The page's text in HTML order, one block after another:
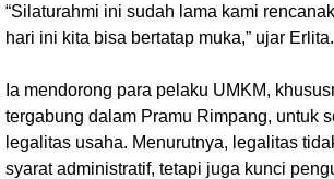
“Silaturahmi ini sudah lama kami
hari ini kita bisa bertatap muka,” ujar Erlita.
Ia mendorong para pelaku UMKM,
tergabung dalam Pramu Rimpang, untuk
legalitas usaha. Menurutnya, legalitas
syarat administratif, tetapi juga kunci